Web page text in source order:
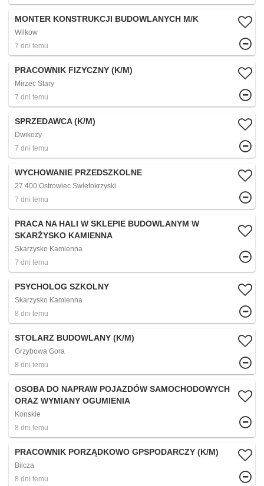
MONTER KONSTRUKCJI BUDOWLANYCH M/K
Wilkow
7 dni temu
PRACOWNIK FIZYCZNY (K/M)
Mirzec Stary
7 dni temu
SPRZEDAWCA (K/M)
Dwikozy
7 dni temu
WYCHOWANIE PRZEDSZKOLNE
27 400 Ostrowiec Swietokrzyski
7 dni temu
PRACA NA HALI W SKLEPIE BUDOWLANYM W
SKARŻYSKO KAMIENNA
Skarzysko Kamienna
7 dni temu
PSYCHOLOG SZKOLNY
Skarzysko Kamienna
8 dni temu
STOLARZ BUDOWLANY (K/M)
Grzybowa Gora
8 dni temu
OSOBA DO NAPRAW POJAZDÓW SAMOCHODOWYCH
ORAZ WYMIANY OGUMIENIA
Konskie
8 dni temu
PRACOWNIK PORZĄDKOWO GPSPODARCZY (K/M)
Bilcza
8 dni temu